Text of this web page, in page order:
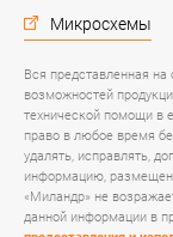
Микросхемы
Вся представленная
возможностей
технической помощи в
право в любое время
удалять, исправлять,
информацию,
«Миландр» не
данной информации в